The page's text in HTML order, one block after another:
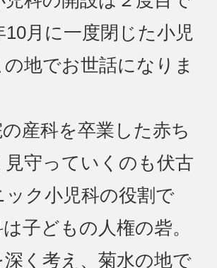
10月に一度閉じた小児
地でお世話になりま
産科を卒業した赤ち
見守っていくのも伏古
ック小児科の役割で
子どもの人権の砦。
深く考え、菊水の地で